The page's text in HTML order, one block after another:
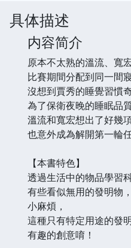
具体描述
内容简介
原本不太熟的溫流、寬
比賽期間分配到同一間寢
沒想到賈秀的睡覺習慣
為了保衛夜晚的睡眠品
溫流和寬宏想出了好幾
也意外成為解開第一輪
【本書特色】
透過生活中的物品學習
有些看似無用的發明物
小麻煩，
這種只有特定用途的發
有趣的創意唷！